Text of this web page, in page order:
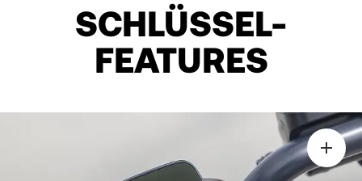
SCHLÜSSEL-
FEATURES